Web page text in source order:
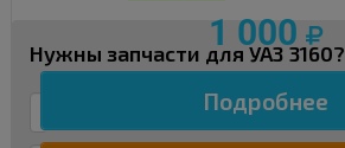
1 000
Подробнее
Нужны запчасти для УАЗ 3160?